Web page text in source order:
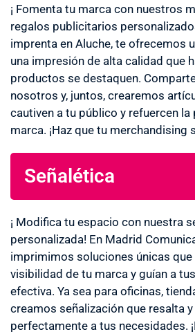
¡ Fomenta tu marca con nuestros
regalos publicitarios
imprenta en Aluche, te ofrecemos
una impresión de alta calidad que
productos se destaquen.
nosotros y, juntos, crearemos
cautiven a tu público y refuercen la
marca. ¡Haz que tu merchandising
Señalética
¡ Modifica tu espacio con nuestra
personalizada! En Madrid
imprimimos soluciones únicas que
visibilidad de tu marca y guían a
efectiva. Ya sea para oficinas,
creamos señalización que resalta
perfectamente a tus necesidades.